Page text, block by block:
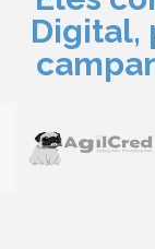
Digital,